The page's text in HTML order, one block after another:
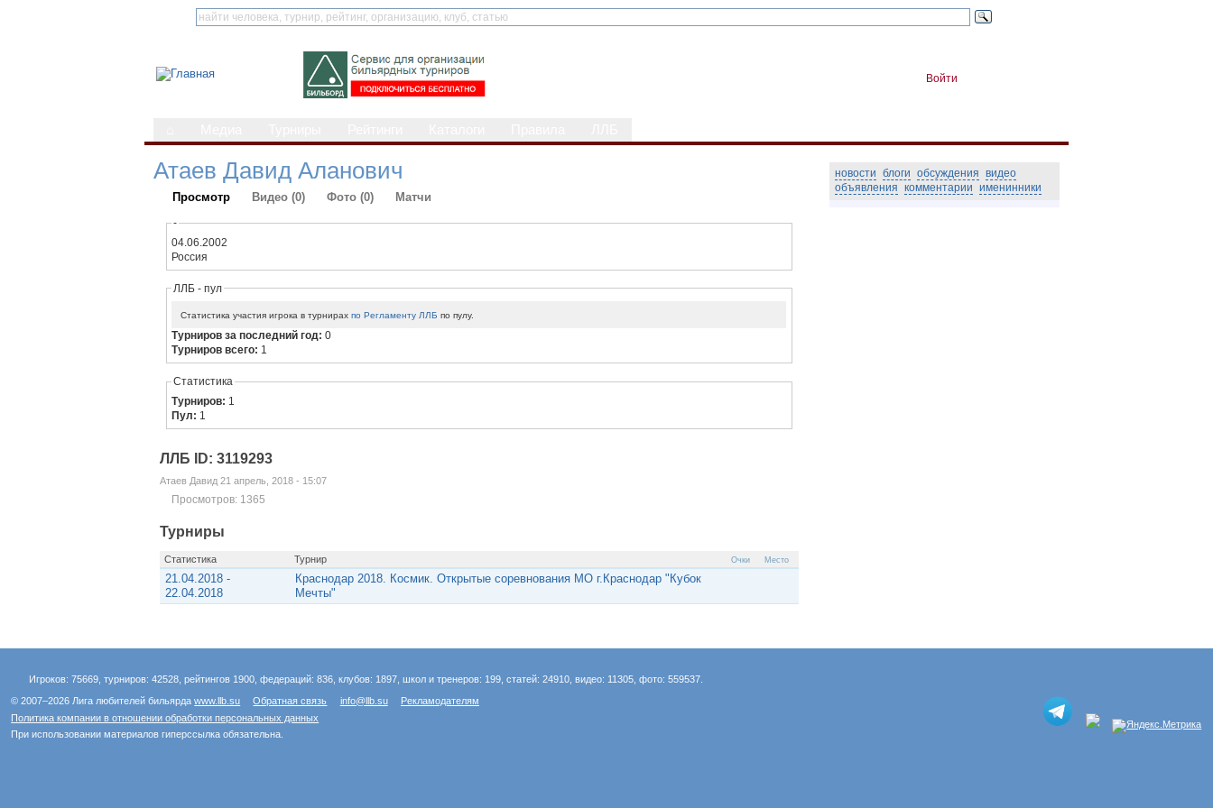
Войти
Атаев Давид Аланович
Просмотр Видео (0) Фото (0) Матчи
-
04.06.2002
Россия
ЛЛБ - пул
Статистика участия игрока в турнирахпо Регламенту ЛЛБ по пулу.
Турниров за последний год:0
Турниров всего: 1
Статистика
Турниров: 1
Пул: 1
ЛЛБ ID: 3119293
Атаев Давид 21 апрель, 2018 - 15:07
Просмотров: 1365
Турниры
Статистика Турнир Очки Место
21.04.2018 -
22.04.2018
Краснодар 2018. Космик. Открытые соревнования МО г.Краснодар "Кубок
Мечты"
новости блоги обсуждения видео
объявления комментарии именинники
Игроков: 75669, турниров: 42528, рейтингов 1900, федераций: 836, клубов: 1897, школ и тренеров: 199, статей: 24910, видео: 11305, фото: 559537.
© 2007–2026 Лига любителей бильярдаwww.llb.su Обратная связь info@llb.su
Рекламодателям
Политика компании в отношении обработки персональных данных
При использовании материалов гиперссылка обязательна.